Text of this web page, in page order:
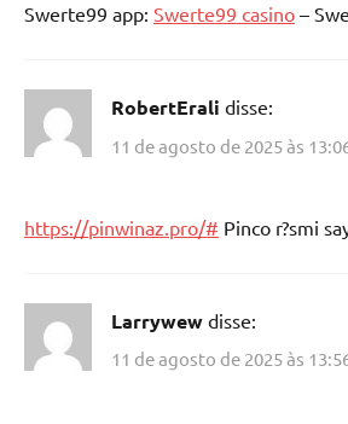
Swerte99 app: Swerte99 casino –
RobertErali disse:
11 de agosto de 2025 às
https://pinwinaz.pro/# Pinco r?smi
Larrywew disse:
11 de agosto de 2025 às